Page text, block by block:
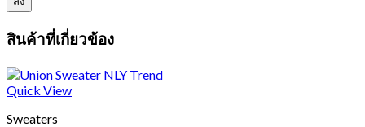
สินค้าที่เกี่ยวข้อง
Quick View
Sweaters